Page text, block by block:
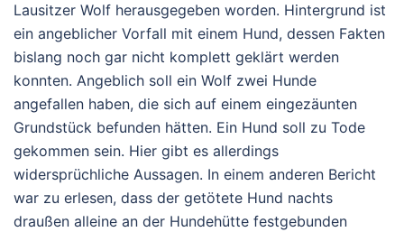
Lausitzer Wolf herausgegeben worden. Hintergrund ist
ein angeblicher Vorfall mit einem Hund, dessen Fakten
bislang noch gar nicht komplett geklärt werden
konnten. Angeblich soll ein Wolf zwei Hunde
angefallen haben, die sich auf einem eingezäunten
Grundstück befunden hätten. Ein Hund soll zu Tode
gekommen sein. Hier gibt es allerdings
widersprüchliche Aussagen. In einem anderen Bericht
war zu erlesen, dass der getötete Hund nachts
draußen alleine an der Hundehütte festgebunden